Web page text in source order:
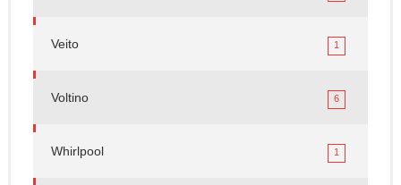
Veito 1
Voltino 6
Whirlpool 1